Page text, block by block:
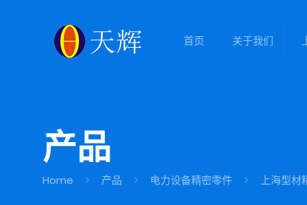
首页 关于我们
产品
Home 产品 电力设备精密零件 上海型